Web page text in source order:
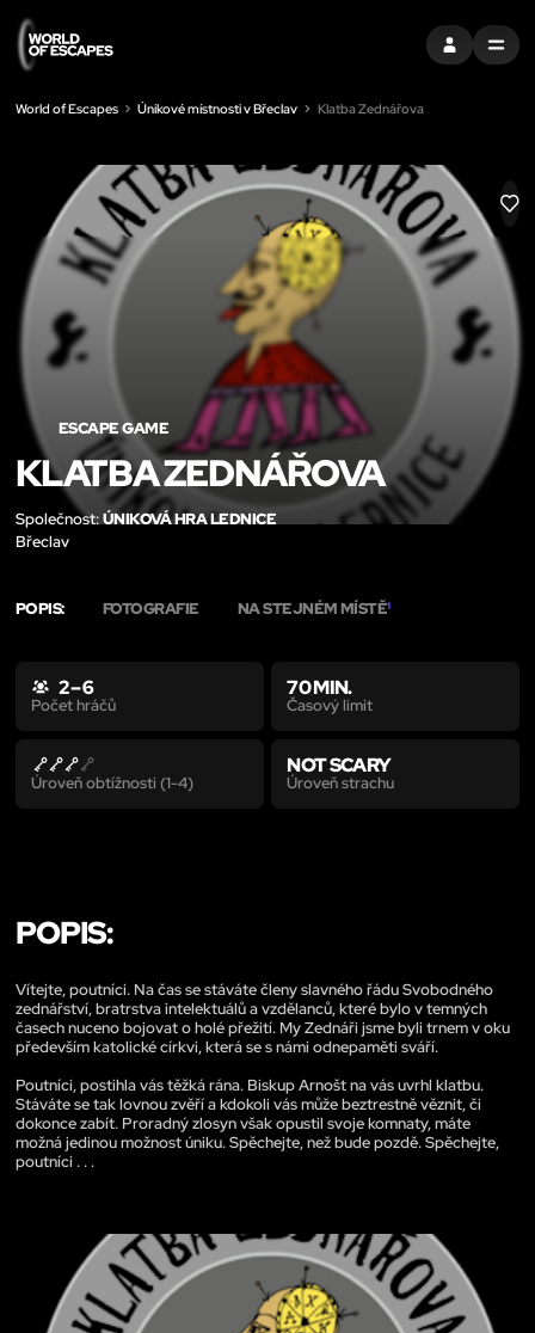
PŘIHLÁSIT SE
MENU
World of Escapes Únikové místnosti v Břeclav Klatba Zednářova
LIKE
ESCAPE GAME
KLATBA ZEDNÁŘOVA
Společnost:ÚNIKOVÁ HRA LEDNICE
Břeclav
POPIS: FOTOGRAFIE NA STEJNÉM MÍSTĚ1
2 – 6
Počet hráčů
70 MIN.
Časový limit
Úroveň obtížnosti (1-4)
NOT SCARY
Úroveň strachu
POPIS:
Vítejte, poutníci. Na čas se stáváte členy slavného řádu Svobodného
zednářství, bratrstva intelektuálů a vzdělanců, které bylo v temných
časech nuceno bojovat o holé přežití. My Zednáři jsme byli trnem v oku
především katolické církvi, která se s námi odnepaměti sváří.
Poutníci, postihla vás těžká rána. Biskup Arnošt na vás uvrhl klatbu.
Stáváte se tak lovnou zvěří a kdokoli vás může beztrestně věznit, či
dokonce zabít. Proradný zlosyn však opustil svoje komnaty, máte
možná jedinou možnost úniku. Spěchejte, než bude pozdě. Spěchejte,
poutníci . . .